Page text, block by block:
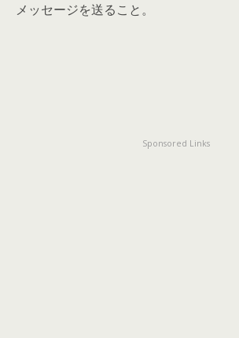
メッセージを送ること。
Sponsored Links